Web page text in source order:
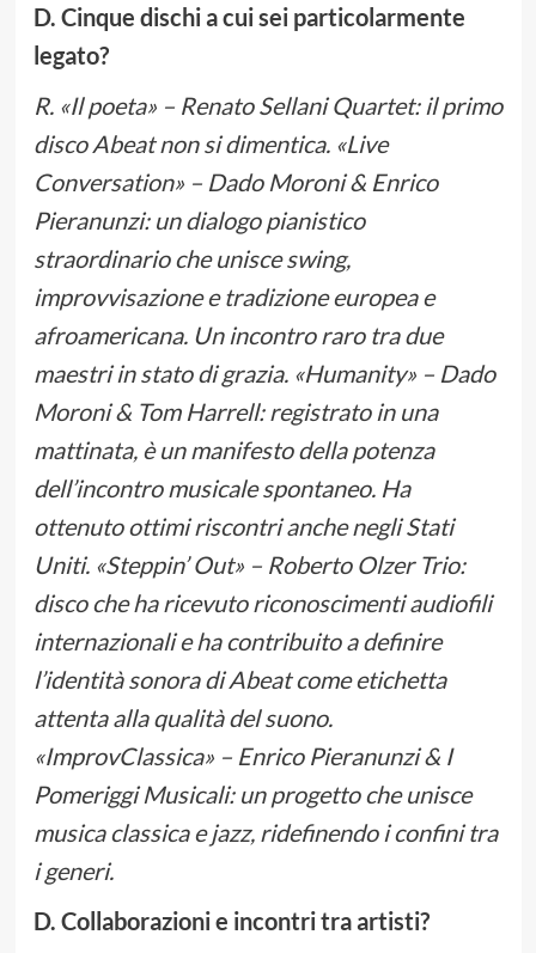
D. Cinque dischi a cui sei particolarmente
legato?
R. «Il poeta» – Renato Sellani Quartet: il primo
disco Abeat non si dimentica. «Live
Conversation» – Dado Moroni & Enrico
Pieranunzi: un dialogo pianistico
straordinario che unisce swing,
improvvisazione e tradizione europea e
afroamericana. Un incontro raro tra due
maestri in stato di grazia. «Humanity» – Dado
Moroni & Tom Harrell: registrato in una
mattinata, è un manifesto della potenza
dell’incontro musicale spontaneo. Ha
ottenuto ottimi riscontri anche negli Stati
Uniti. «Steppin’ Out» – Roberto Olzer Trio:
disco che ha ricevuto riconoscimenti audiofili
internazionali e ha contribuito a definire
l’identità sonora di Abeat come etichetta
attenta alla qualità del suono.
«ImprovClassica» – Enrico Pieranunzi & I
Pomeriggi Musicali: un progetto che unisce
musica classica e jazz, ridefinendo i confini tra
i generi.
D. Collaborazioni e incontri tra artisti?